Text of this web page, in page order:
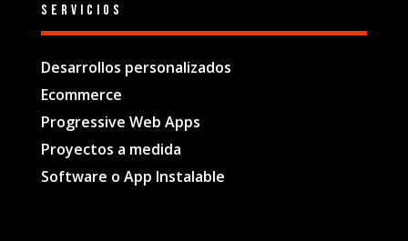
Servicios
Desarrollos personalizados
Ecommerce
Progressive Web Apps
Proyectos a medida
Software o App Instalable